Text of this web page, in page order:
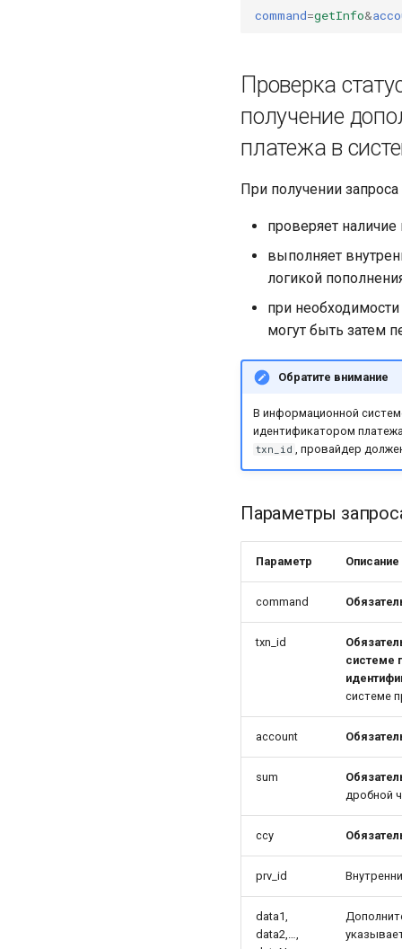
command=getInfo&
Проверка
получение
платежа в
При получении
проверяет
выполняет
логикой
при
могут быть затем
Обратите внимание
В информационной
идентификатором платежа
txn_id , провайдер
Параметры
Параметр Описание
command
txn_id
системе
системе
account
sum
дробной
ccy
prv_id
data1,
data2,…,